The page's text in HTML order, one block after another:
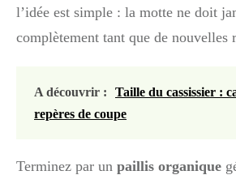
l’idée est simple : la motte ne doit
complètement tant que de nouvelles
A découvrir :
Taille du cassissier :
repères de coupe
Terminez par un paillis organique